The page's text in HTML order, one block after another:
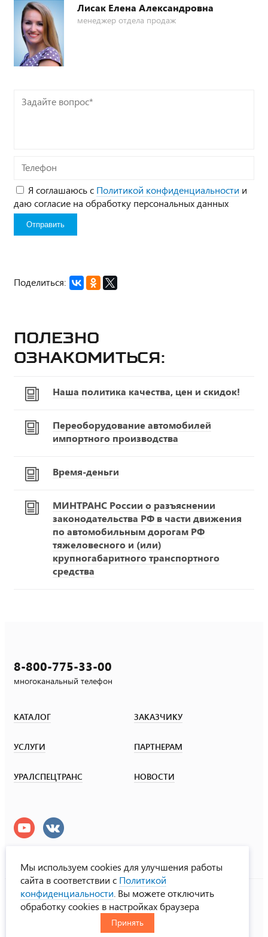
Лисак Елена Александровна
менеджер отдела продаж
Задайте
вопрос*
Телефон
Я соглашаюсь с Политикой конфиденциальности и
даю согласие на обработку персональных данных
Поделиться:
Полезно
ознакомиться:
Наша политика качества, цен и скидок!
Переоборудование автомобилей
импортного производства
Время-деньги
МИНТРАНС России о разъяснении
законодательства РФ в части движения
по автомобильным дорогам РФ
тяжеловесного и (или)
крупногабаритного транспортного
средства
8-800-775-33-00
многоканальный телефон
КАТАЛОГ ЗАКАЗЧИКУ
УСЛУГИ ПАРТНЕРАМ
УРАЛСПЕЦТРАНС НОВОСТИ
УралСпецТранс
© ООО «Урал СТ», 2000-2026
Политика конфиденциальности
Мы используем cookies для улучшения работы
сайта в соответствии с Политикой
конфиденциальности . Вы можете отключить
обработку cookies в настройках браузера
Принять